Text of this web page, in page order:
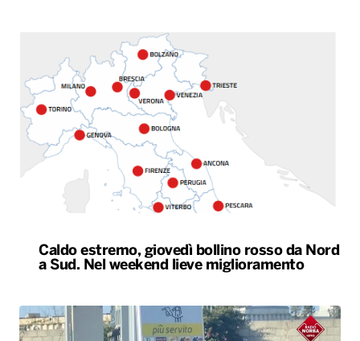
Caldo estremo, giovedì bollino rosso da Nord
a Sud. Nel weekend lieve miglioramento